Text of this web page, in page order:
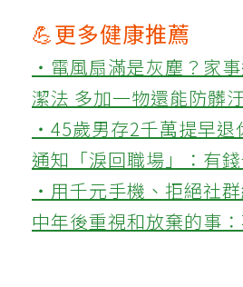
💪更多健康推薦
‧電風扇滿是灰塵？家
潔法 多加一物還能防髒
‧45歲男存2千萬提早退
通知「淚回職場」：有
‧用千元手機、拒絕社
中年後重視和放棄的事